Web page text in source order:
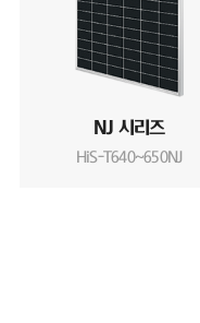
NJ 시리즈
HiS-T640~650NJ